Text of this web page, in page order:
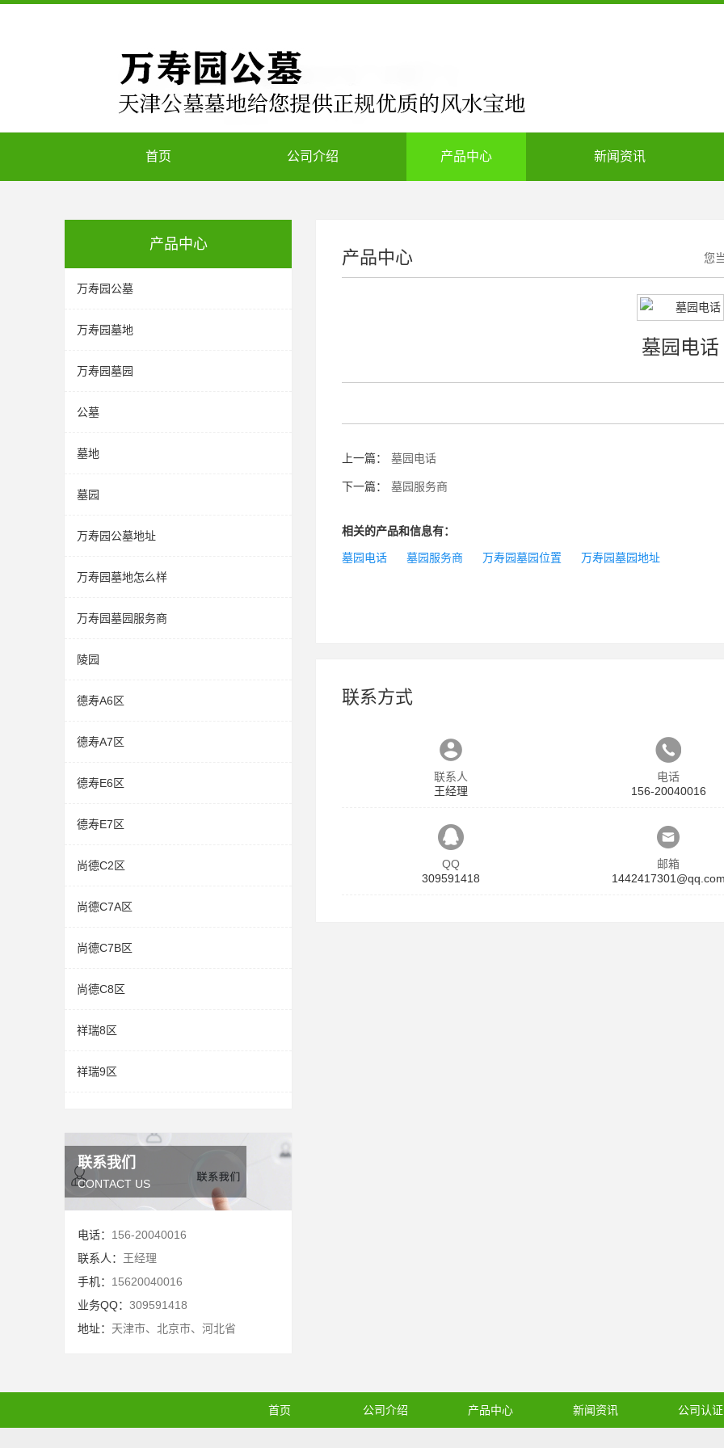
首页 公司介绍 产品中心 新闻资讯
产品中心
万寿园公墓
万寿园墓地
万寿园墓园
公墓
墓地
墓园
万寿园公墓地址
万寿园墓地怎么样
万寿园墓园服务商
陵园
德寿A6区
德寿A7区
德寿E6区
德寿E7区
尚德C2区
尚德C7A区
尚德C7B区
尚德C8区
祥瑞8区
祥瑞9区
联系我们
CONTACT US
电话： 156-20040016
联系人： 王经理
手机： 15620040016
业务QQ： 309591418
地址： 天津市、北京市、河北省
产品中心 您
墓园电话
上一篇： 墓园电话
下一篇： 墓园服务商
相关的产品和信息有：
墓园电话 墓园服务商 万寿园墓园位置 万寿园墓园地址
联系方式
联系人
王经理
电话
156-20040016
QQ
309591418
邮箱
首页 公司介绍 产品中心 新闻资讯 公司认证